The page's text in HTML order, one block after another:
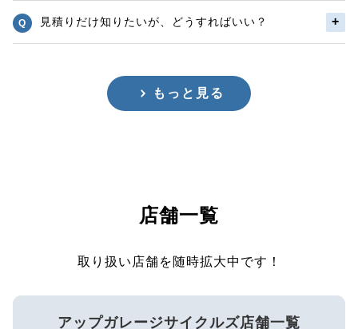
見積りだけ知りたいが、どうすればいい？
もっと見る
店舗一覧
取り扱い店舗を随時拡大中です！
アップガレージサイクルズ店舗一覧